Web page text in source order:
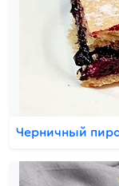
Черничный